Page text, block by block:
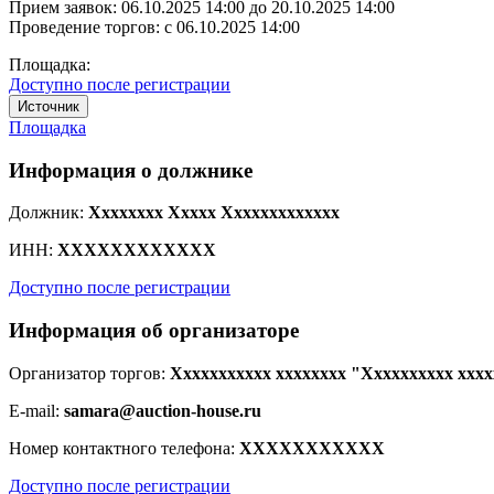
Прием заявок: 06.10.2025 14:00 до 20.10.2025 14:00
Проведение торгов: с 06.10.2025 14:00
Площадка:
Доступно после регистрации
Источник
Площадка
Информация о должнике
Должник: Xxxxxxxx Xxxxx Xxxxxxxxxxxxx
ИНН: XXXXXXXXXXXX
Доступно после регистрации
Информация об организаторе
Организатор торгов: Xxxxxxxxxxx xxxxxxxx "Xxxxxxxxxx
E-mail: samara@auction-house.ru
Номер контактного телефона: XXXXXXXXXXX
Доступно после регистрации